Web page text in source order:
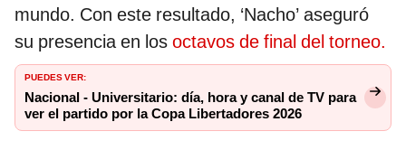
mundo. Con este resultado, ‘Nacho’ aseguró
su presencia en los octavos de final del torneo.
PUEDES VER:
Nacional - Universitario: día, hora y canal de TV para
ver el partido por la Copa Libertadores 2026